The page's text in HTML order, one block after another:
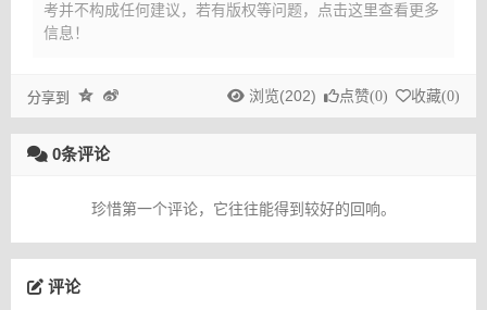
考并不构成任何建议， 若有版权等问题，点击这里查看更多
信息！
分享到 浏览(202) 点赞(0) 收藏(0)
0条评论
珍惜第一个评论，它往往能得到较好的回响。
评论